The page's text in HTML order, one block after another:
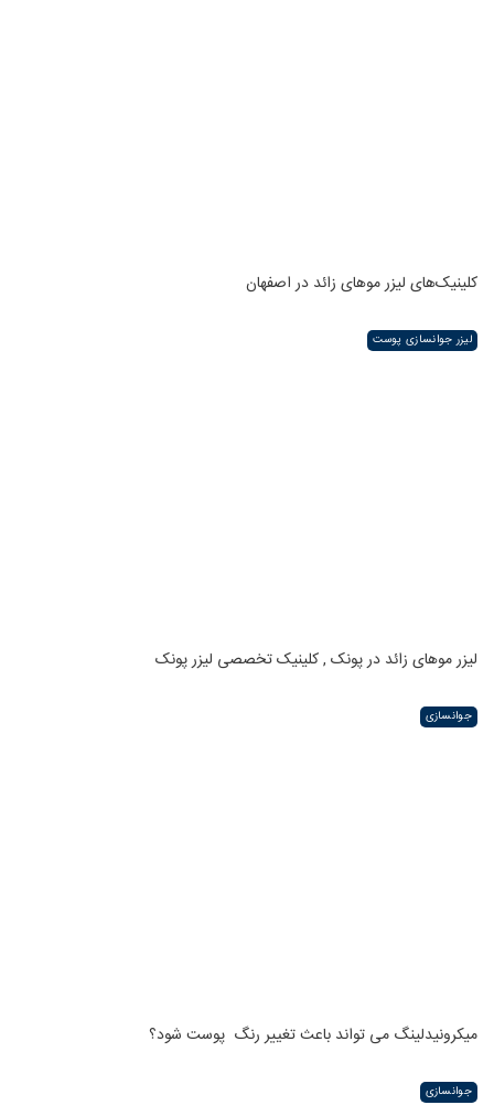
کلینیک‌های لیزر موهای زائد در اصفهان
لیزر جوانسازی پوست
لیزر موهای زائد در پونک , کلینیک تخصصی لیزر پونک
جوانسازی
میکرونیدلینگ می تواند باعث تغییر رنگ ‍ پوست شود؟
جوانسازی